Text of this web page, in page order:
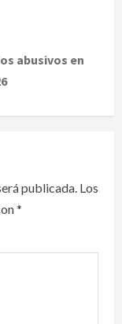
abusivos en
publicada. Los
*